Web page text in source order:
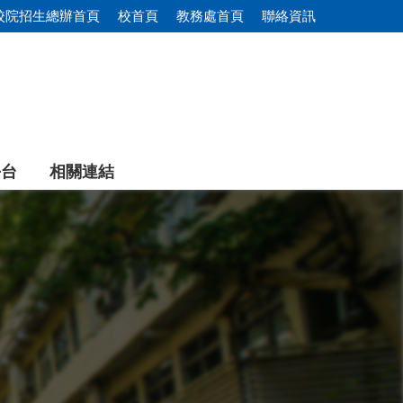
院招生總辦首頁 校首頁 教務處首頁 聯絡資訊
相關連結